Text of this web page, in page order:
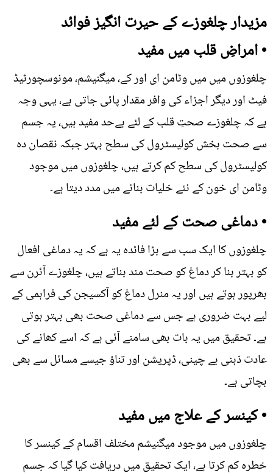
مزیدار چلغوزے کے حیرت انگیز فوائد
• امراضِ قلب میں مفید
چلغوزوں میں میں وٹامن ای اور کے، میگنیشم، مونوسچورٹیڈ
فیٹ اور دیگر اجزاء کی وافر مقدار پائی جاتی ہے، یہی وجہ
ہے کہ چلغوزے صحتِ قلب کے لئے بےحد مفید ہیں، یہ جسم
سے صحت بخش کولیسٹرول کی سطح بہتر جبکہ نقصان دہ
کولیسٹرول کی سطح کم کرتے ہیں، چلغوزوں میں موجود
وٹامن ای خون کے نئے خلیات بنانے میں مدد دیتا ہے۔
• دماغی صحت کے لئے مفید
چلغوزوں کا ایک سب سے بڑا فائدہ یہ ہے کہ یہ دماغی افعال
کو بہتر بنا کر دماغ کو صحت مند بناتے ہیں، چلغوزے آئرن سے
بھرپور ہوتے ہیں اور یہ منرل دماغ کو آکسیجن کی فراہمی کے
لیے بہت ضروری ہے جس سے دماغی صحت بھی بہتر ہوتی
ہے۔ تحقیق میں یہ بات بھی سامنے آئی ہے کہ اسے کھانے کی
عادت ذہنی بے چینی، ڈپریشن اور تناﺅ جیسے مسائل سے بھی
بچاتی ہے۔
• کینسر کے علاج میں مفید
چلغوزوں میں موجود میگنیشم مختلف اقسام کے کینسر کا
خطرہ کم کرتا ہے، ایک تحقیق میں دریافت کیا گیا کہ جسم